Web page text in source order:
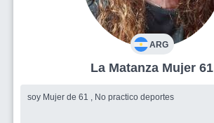
ARG
La Matanza Mujer 61
soy Mujer de 61 , No practico deportes